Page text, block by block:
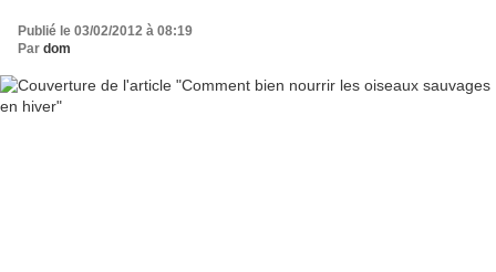
Publié le 03/02/2012 à 08:19
Par dom